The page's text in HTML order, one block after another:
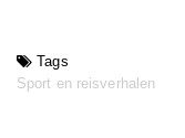
Tags
Sport en reisverhalen